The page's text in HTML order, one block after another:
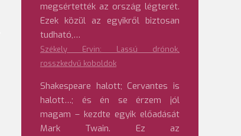
megsértették az ország légterét.
Ezek közül az egyikről biztosan
tudható,…
Székely Ervin: Lassú drónok,
rosszkedvű koboldok
Shakespeare halott; Cervantes is
halott…; és én se érzem jól
magam – kezdte egyik előadását
Mark Twain. Ez az